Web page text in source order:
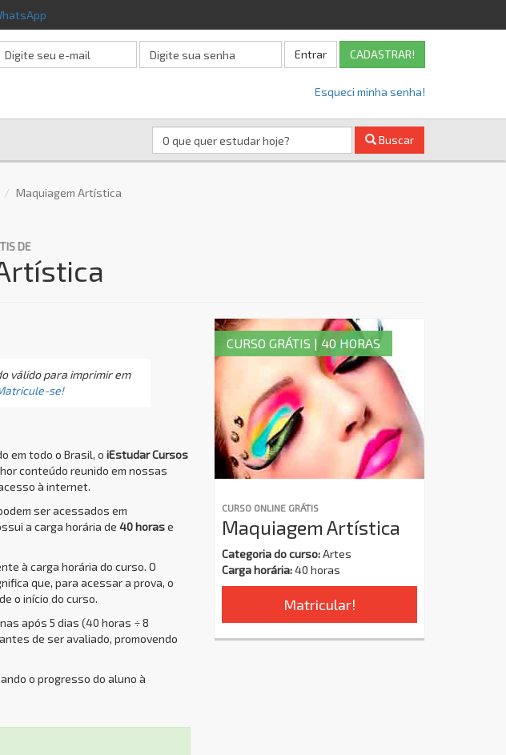
Entrar CADASTRAR!
Esqueci minha senha!
Buscar
Maquiagem Artística
DE
válido para imprimir em
se!
em todo o Brasil, o iEstudar Cursos
conteúdo reunido em nossas
à internet.
ser acessados em
a carga horária de 40 horase
à carga horária do curso. O
que, para acessar a prova, o
o início do curso.
após 5 dias (40 horas ÷ 8
de ser avaliado, promovendo
o progresso do aluno à
CURSO ONLINE GRÁTIS
Maquiagem Artística
Categoria do curso:Artes
Carga horária:40 horas
Matricular!
CURSO GRÁTIS | 40 HORAS